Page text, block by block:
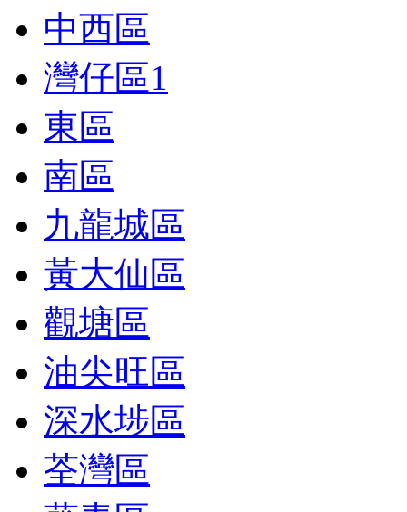
中西區
灣仔區1
東區
南區
九龍城區
黃大仙區
觀塘區
油尖旺區
深水埗區
荃灣區